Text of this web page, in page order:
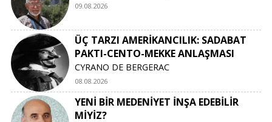
09.08.2026
ÜÇ TARZI AMERİKANCILIK: SADABAT
PAKTI-CENTO-MEKKE ANLAŞMASI
CYRANO DE BERGERAC
08.08.2026
YENİ BİR MEDENİYET İNŞA EDEBİLİR
MİYİZ?